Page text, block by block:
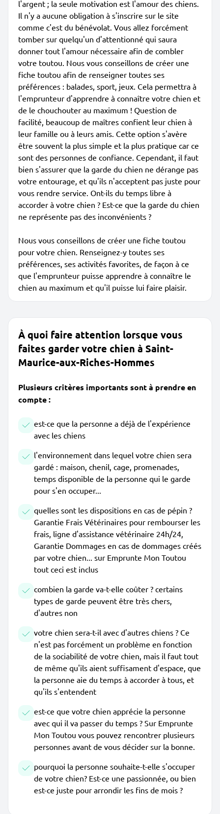
l'argent ; la seule motivation est l'amour des chiens.
Il n'y a aucune obligation à s'inscrire sur le site
comme c'est du bénévolat. Vous allez forcément
tomber sur quelqu'un d'attentionné qui saura
donner tout l'amour nécessaire afin de combler
votre toutou. Nous vous conseillons de créer une
fiche toutou afin de renseigner toutes ses
préférences : balades, sport, jeux. Cela permettra à
l'emprunteur d'apprendre à connaître votre chien et
de le chouchouter au maximum ! Question de
facilité, beaucoup de maîtres confient leur chien à
leur famille ou à leurs amis. Cette option s'avère
être souvent la plus simple et la plus pratique car ce
sont des personnes de confiance. Cependant, il faut
bien s'assurer que la garde du chien ne dérange pas
votre entourage, et qu'ils n'acceptent pas juste pour
vous rendre service. Ont-ils du temps libre à
accorder à votre chien ? Est-ce que la garde du chien
ne représente pas des inconvénients ?
Nous vous conseillons de créer une fiche toutou
pour votre chien. Renseignez-y toutes ses
préférences, ses activités favorites, de façon à ce
que l'emprunteur puisse apprendre à connaître le
chien au maximum et qu'il puisse lui faire plaisir.
À quoi faire attention lorsque vous
faites garder votre chien à Saint-
Maurice-aux-Riches-Hommes
Plusieurs critères importants sont à prendre en
compte :
est-ce que la personne a déjà de l'expérience
avec les chiens
l'environnement dans lequel votre chien sera
gardé : maison, chenil, cage, promenades,
temps disponible de la personne qui le garde
pour s'en occuper...
quelles sont les dispositions en cas de pépin ?
Garantie Frais Vétérinaires pour rembourser les
frais, ligne d'assistance vétérinaire 24h/24,
Garantie Dommages en cas de dommages créés
par votre chien... sur Emprunte Mon Toutou
tout ceci est inclus
combien la garde va-t-elle coûter ? certains
types de garde peuvent être très chers,
d'autres non
votre chien sera-t-il avec d'autres chiens ? Ce
n'est pas forcément un problème en fonction
de la sociabilité de votre chien, mais il faut tout
de même qu'ils aient suffisament d'espace, que
la personne aie du temps à accorder à tous, et
qu'ils s'entendent
est-ce que votre chien apprécie la personne
avec qui il va passer du temps ? Sur Emprunte
Mon Toutou vous pouvez rencontrer plusieurs
personnes avant de vous décider sur la bonne.
pourquoi la personne souhaite-t-elle s'occuper
de votre chien? Est-ce une passionnée, ou bien
est-ce juste pour arrondir les fins de mois ?